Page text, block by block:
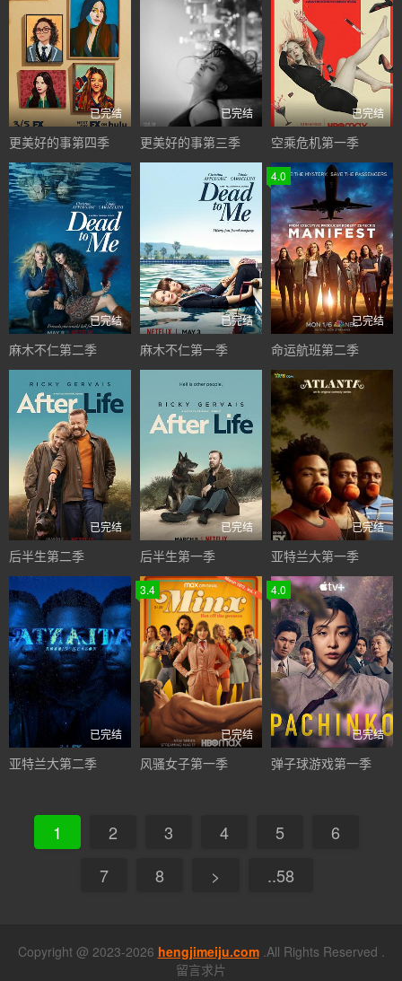
已完结
更美好的事第四季
已完结
更美好的事第三季
已完结
空乘危机第一季
已完结
麻木不仁第二季
已完结
麻木不仁第一季
4.0
已完结
命运航班第二季
已完结
后半生第二季
已完结
后半生第一季
已完结
亚特兰大第一季
已完结
亚特兰大第二季
3.4
已完结
风骚女子第一季
4.0
已完结
弹子球游戏第一季
1 2 3 4 5
6
7
8 > ..58
Copyright @ 2023-2026 hengjimeiju.com.All Rights Reserved .
留言求片